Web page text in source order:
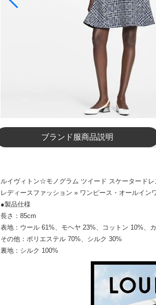
ブランド服商品説明
ルイヴィトン☆モノグラム ツイード スケータード
レディースファッション » ワンピース・オールイン
●製品仕様
長さ：85cm
表地：ウール 61%、モヘヤ 23%、コットン 10%、
その他：ポリエステル 70%、シルク 30%
裏地：シルク 100%